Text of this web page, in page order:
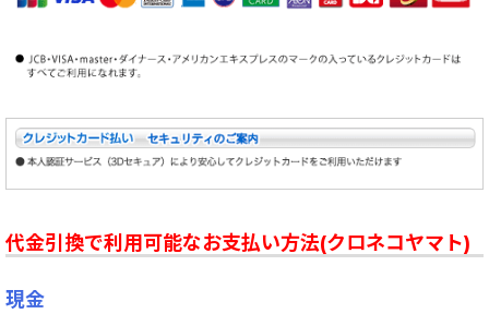
代金引換で利用可能なお支払い方法(クロネコヤマト)
現金